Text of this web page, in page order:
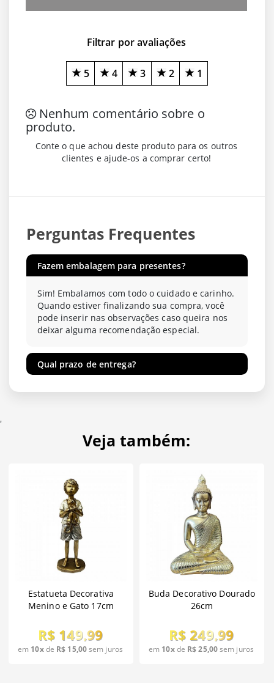
Filtrar por avaliações
5 4 3 2 1
Nenhum comentário sobre o
produto.
Conte o que achou deste produto para os outros
clientes e ajude-os a comprar certo!
Perguntas Frequentes
Fazem embalagem para presentes?
Sim! Embalamos com todo o cuidado e carinho.
Quando estiver finalizando sua compra, você
pode inserir nas observações caso queira nos
deixar alguma recomendação especial.
Qual prazo de entrega?
'
Veja também:
Estatueta Decorativa
Menino e Gato 17cm
R$ 149,99
em 10xde R$ 15,00sem juros
Buda Decorativo Dourado
26cm
R$ 249,99
em 10xde R$ 25,00sem juros